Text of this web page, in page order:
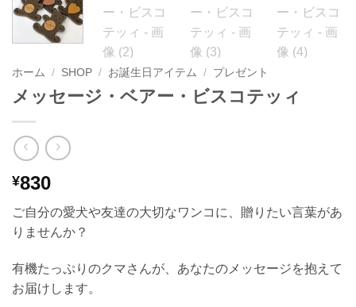
ホーム / SHOP / お誕生日アイテム / プレゼント
メッセージ・ベアー・ビスコテッィ
¥830
ご自分の愛犬や友達の大切なワンコに、贈りたい言葉があ
りませんか？
有機たっぷりのクマさんが、あなたのメッセージを抱えて
お届けします。